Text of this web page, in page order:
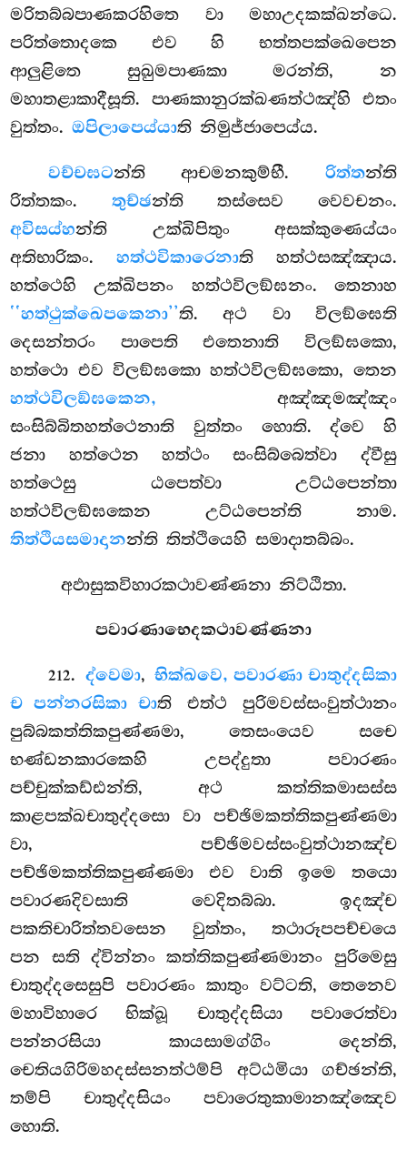
මරිතබ්බපාණකරහිතෙ වා මහාඋදකක්ඛන්ධෙ.
පරිත්තොදකෙ එව හි භත්තපක්ඛෙපෙන
ආලුළිතෙ සුඛුමපාණකා මරන්ති, න
මහාතළාකාදීසූති. පාණකානුරක්ඛණත්ථඤ්හි එතං
වුත්තං.ඔපිලාපෙය්යාති නිමුජ්ජාපෙය්ය.
වච්චඝටන්ති ආචමනකුම්භී. රිත්තන්ති
රිත්තකං. තුච්ඡන්ති තස්සෙව වෙවචනං.
අවිසය්හන්ති උක්ඛිපිතුං අසක්කුණෙය්යං
අතිභාරිකං. හත්ථවිකාරෙනාති හත්ථසඤ්ඤාය.
හත්ථෙහි උක්ඛිපනං හත්ථවිලඞ්ඝනං. තෙනාහ
‘‘හත්ථුක්ඛෙපකෙනා’’ති. අථ වා විලඞ්ඝෙති
දෙසන්තරං පාපෙති එතෙනාති විලඞ්ඝකො,
හත්ථො එව විලඞ්ඝකො හත්ථවිලඞ්ඝකො, තෙන
හත්ථවිලඞ්ඝකෙන, අඤ්ඤමඤ්ඤං
සංසිබ්බිතහත්ථෙනාති වුත්තං හොති. ද්වෙ හි
ජනා හත්ථෙන හත්ථං සංසිබ්බෙත්වා ද්වීසු
හත්ථෙසු ඨපෙත්වා උට්ඨපෙන්තා
හත්ථවිලඞ්ඝකෙන උට්ඨපෙන්ති නාම.
තිත්ථියසමාදානන්ති තිත්ථියෙහි සමාදාතබ්බං.
අඵාසුකවිහාරකථාවණ්ණනා නිට්ඨිතා.
පවාරණාභෙදකථාවණ්ණනා
212. ද්වෙමා,භික්ඛවෙ, පවාරණා චාතුද්දසිකා
ච පන්නරසිකා චාති එත්ථ පුරිමවස්සංවුත්ථානං
පුබ්බකත්තිකපුණ්ණමා, තෙසංයෙව සචෙ
භණ්ඩනකාරකෙහි උපද්දුතා පවාරණං
පච්චුක්කඩ්ඪන්ති, අථ කත්තිකමාසස්ස
කාළපක්ඛචාතුද්දසො වා පච්ඡිමකත්තිකපුණ්ණමා
වා, පච්ඡිමවස්සංවුත්ථානඤ්ච
පච්ඡිමකත්තිකපුණ්ණමා එව වාති ඉමෙ තයො
පවාරණදිවසාති වෙදිතබ්බා. ඉදඤ්ච
පකතිචාරිත්තවසෙන වුත්තං, තථාරූපපච්චයෙ
පන සති ද්වින්නං කත්තිකපුණ්ණමානං පුරිමෙසු
චාතුද්දසෙසුපි පවාරණං කාතුං වට්ටති, තෙනෙව
මහාවිහාරෙ භික්ඛූ චාතුද්දසියා පවාරෙත්වා
පන්නරසියා කායසාමග්ගිං දෙන්ති,
චෙතියගිරිමහදස්සනත්ථම්පි අට්ඨමියා ගච්ඡන්ති,
තම්පි චාතුද්දසියං පවාරෙතුකාමානඤ්ඤෙව
හොති.